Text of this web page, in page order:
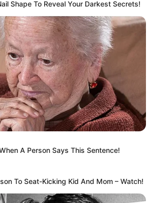
відповідь
коментар вам необхідно
.
Shape To Reveal Your Darkest Secrets!
A Person Says This Sentence!
To Seat-Kicking Kid And Mom – Watch!